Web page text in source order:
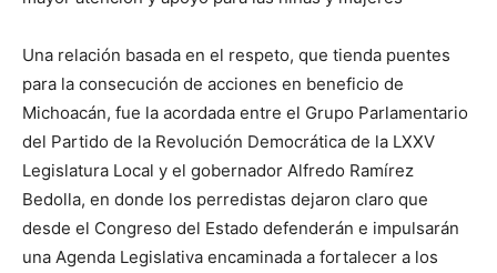
Una relación basada en el respeto, que tienda puentes
para la consecución de acciones en beneficio de
Michoacán, fue la acordada entre el Grupo Parlamentario
del Partido de la Revolución Democrática de la LXXV
Legislatura Local y el gobernador Alfredo Ramírez
Bedolla, en donde los perredistas dejaron claro que
desde el Congreso del Estado defenderán e impulsarán
una Agenda Legislativa encaminada a fortalecer a los